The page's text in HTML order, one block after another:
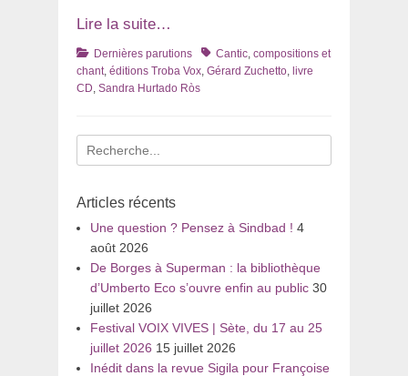
Lire la suite…
Catégories
Dernières parutions TagsCantic compositions et
chant éditions Troba Vox Gérard Zuchetto livre
CD Sandra Hurtado Ròs
Recherche
pour
Articles récents
Une question ? Pensez à Sindbad ! 4
août 2026
De Borges à Superman : la bibliothèque
d’Umberto Eco s’ouvre enfin au public 30
juillet 2026
Festival VOIX VIVES | Sète, du 17 au 25
juillet 2026 15 juillet 2026
Inédit dans la revue Sigila pour Françoise